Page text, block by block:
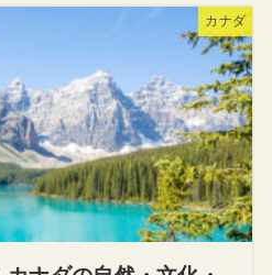
カナダ